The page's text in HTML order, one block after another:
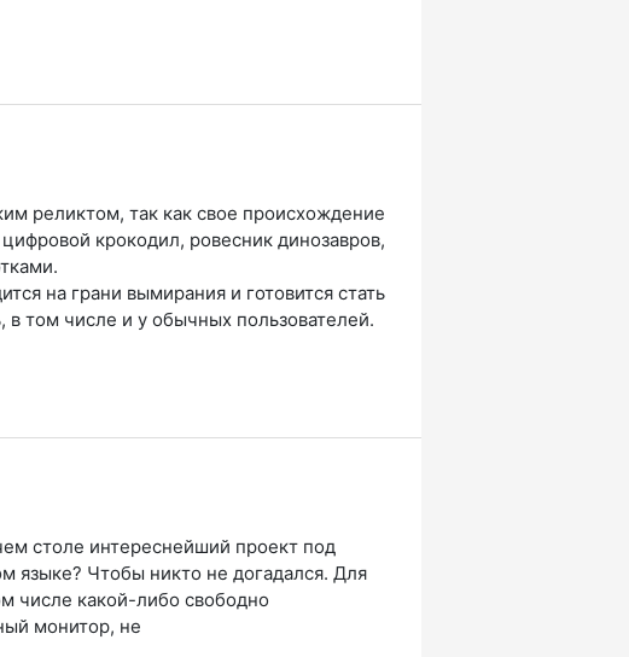
реликтом, так как свое происхождение
крокодил, ровесник динозавров,
на грани вымирания и готовится стать
том числе и у обычных пользователей.
столе интереснейший проект под
языке? Чтобы никто не догадался. Для
числе какой-либо свободно
монитор, не